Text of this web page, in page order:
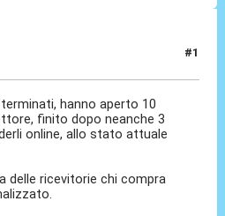
#1
hanno aperto 10
finito dopo neanche 3
online, allo stato attuale
delle ricevitorie chi compra